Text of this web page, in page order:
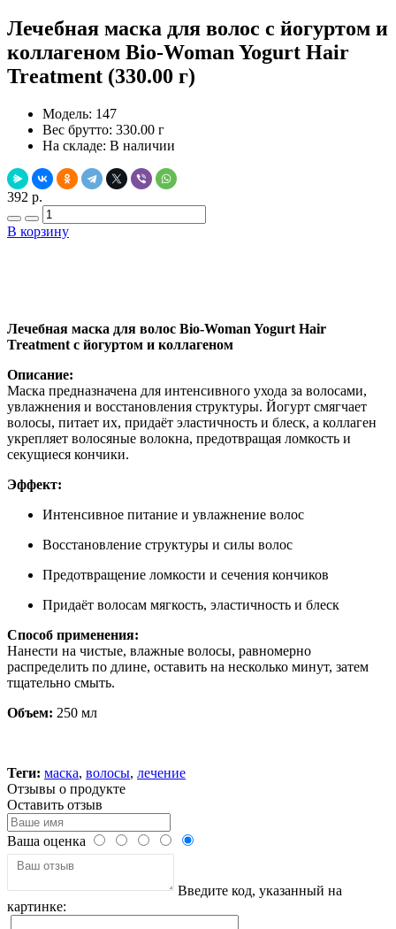
Лечебная маска для волос с йогуртом и
коллагеном Bio-Woman Yogurt Hair
Treatment (330.00 г)
Модель: 147
Вес брутто: 330.00 г
На складе: В наличии
392 р.
В корзину
Лечебная маска для волос Bio-Woman Yogurt Hair
Treatment с йогуртом и коллагеном
Описание:
Маска предназначена для интенсивного ухода за волосами,
увлажнения и восстановления структуры. Йогурт смягчает
волосы, питает их, придаёт эластичность и блеск, а коллаген
укрепляет волосяные волокна, предотвращая ломкость и
секущиеся кончики.
Эффект:
Интенсивное питание и увлажнение волос
Восстановление структуры и силы волос
Предотвращение ломкости и сечения кончиков
Придаёт волосам мягкость, эластичность и блеск
Способ применения:
Нанести на чистые, влажные волосы, равномерно
распределить по длине, оставить на несколько минут, затем
тщательно смыть.
Объем: 250 мл
Теги: маска, волосы, лечение
Отзывы о продукте
Оставить отзыв
Ваша оценка
Введите код, указанный на
картинке: